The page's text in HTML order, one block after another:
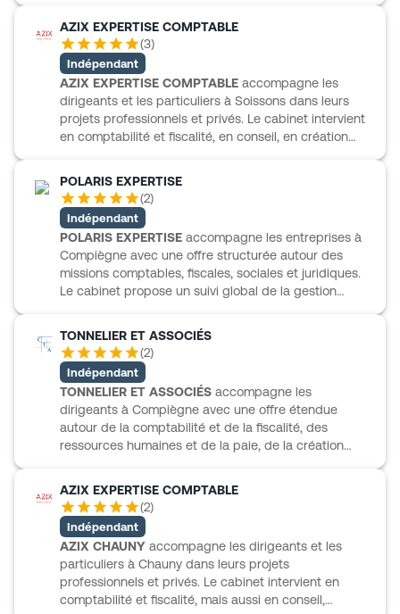
AZIX EXPERTISE COMPTABLE
(3)
Indépendant
AZIX EXPERTISE COMPTABLE accompagne les
dirigeants et les particuliers à Soissons dans leurs
projets professionnels et privés. Le cabinet intervient
en comptabilité et fiscalité, en conseil, en création
des accompagnements en optimisation immobilière
et en gestion de patrimoine. AZIX EXPERTISE
COMPTABLE propose également un suivi utile au
quotidien grâce à des actualités, dossiers,
simulateurs et ressources pratiques accessibles en
ligne, pour aider chacun à avancer avec des repères
concrets et des informations actualisées.
POLARIS EXPERTISE
(2)
Indépendant
POLARIS EXPERTISE accompagne les entreprises à
Compiègne avec une offre structurée autour des
missions comptables, fiscales, sociales et juridiques.
Le cabinet propose un suivi global de la gestion
répondre aux besoins essentiels des professionnels.
La présence d’outils dédiés vient appuyer cet
accompagnement au quotidien, dans une logique de
travail pratique et organisé. La présentation
disponible reste sobre, mais elle dessine un cabinet
attentif aux enjeux de gestion, de conformité et
d’administration, en réunissant plusieurs
compétences utiles au pilotage de l’activité dans un
TONNELIER ET ASSOCIÉS
(2)
Indépendant
TONNELIER ET ASSOCIÉS accompagne les
dirigeants à Compiègne avec une offre étendue
autour de la comptabilité et de la fiscalité, des
ressources humaines et de la paie, de la création
d’information pensé pour suivre l’actualité du
dirigeant, avec une newsletter régulière consacrée
notamment aux sujets sociaux, fiscaux, multimédias
et patrimoniaux. L’ensemble dessine un
accompagnement de proximité, à l’écoute, pour aider
les entreprises à gérer leurs obligations et à avancer
avec des conseils adaptés à leurs enjeux.
AZIX EXPERTISE COMPTABLE
(2)
Indépendant
AZIX CHAUNY accompagne les dirigeants et les
particuliers à Chauny dans leurs projets
professionnels et privés. Le cabinet intervient en
comptabilité et fiscalité, mais aussi en conseil,